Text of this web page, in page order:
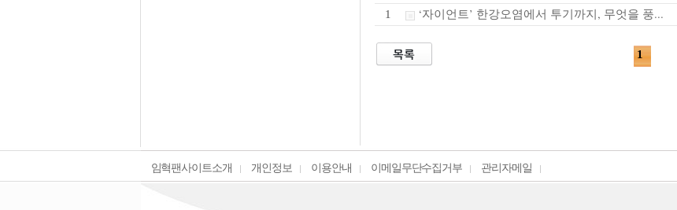
1
‘자이언트’ 한강오염에서 투기까지, 무엇을 풍...
1
임혁팬사이트소개 개인정보 이용안내 이메일무단수집거부 관리자메일